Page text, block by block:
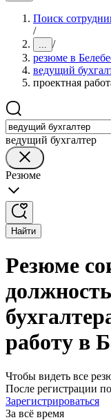
Поиск
/
... /
резюме в
ведущий
проектная
ведущий бухгалтер
Резюме
Найти
Резюме
работу в
Чтобы видеть все
После регистрации
Зарегистрироваться
За всё время